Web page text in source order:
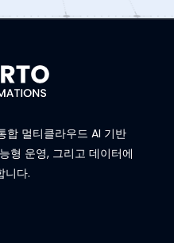
합 멀티클라우드 AI 기반
형 운영, 그리고 데이터에
니다.